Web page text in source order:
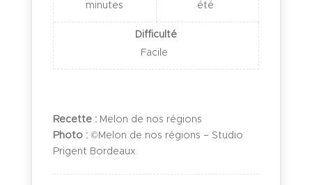
minutes
été
Difficulté
Facile
Recette :Melon de nos régions
Photo : ©Melon de nos régions – Studio
Prigent Bordeaux